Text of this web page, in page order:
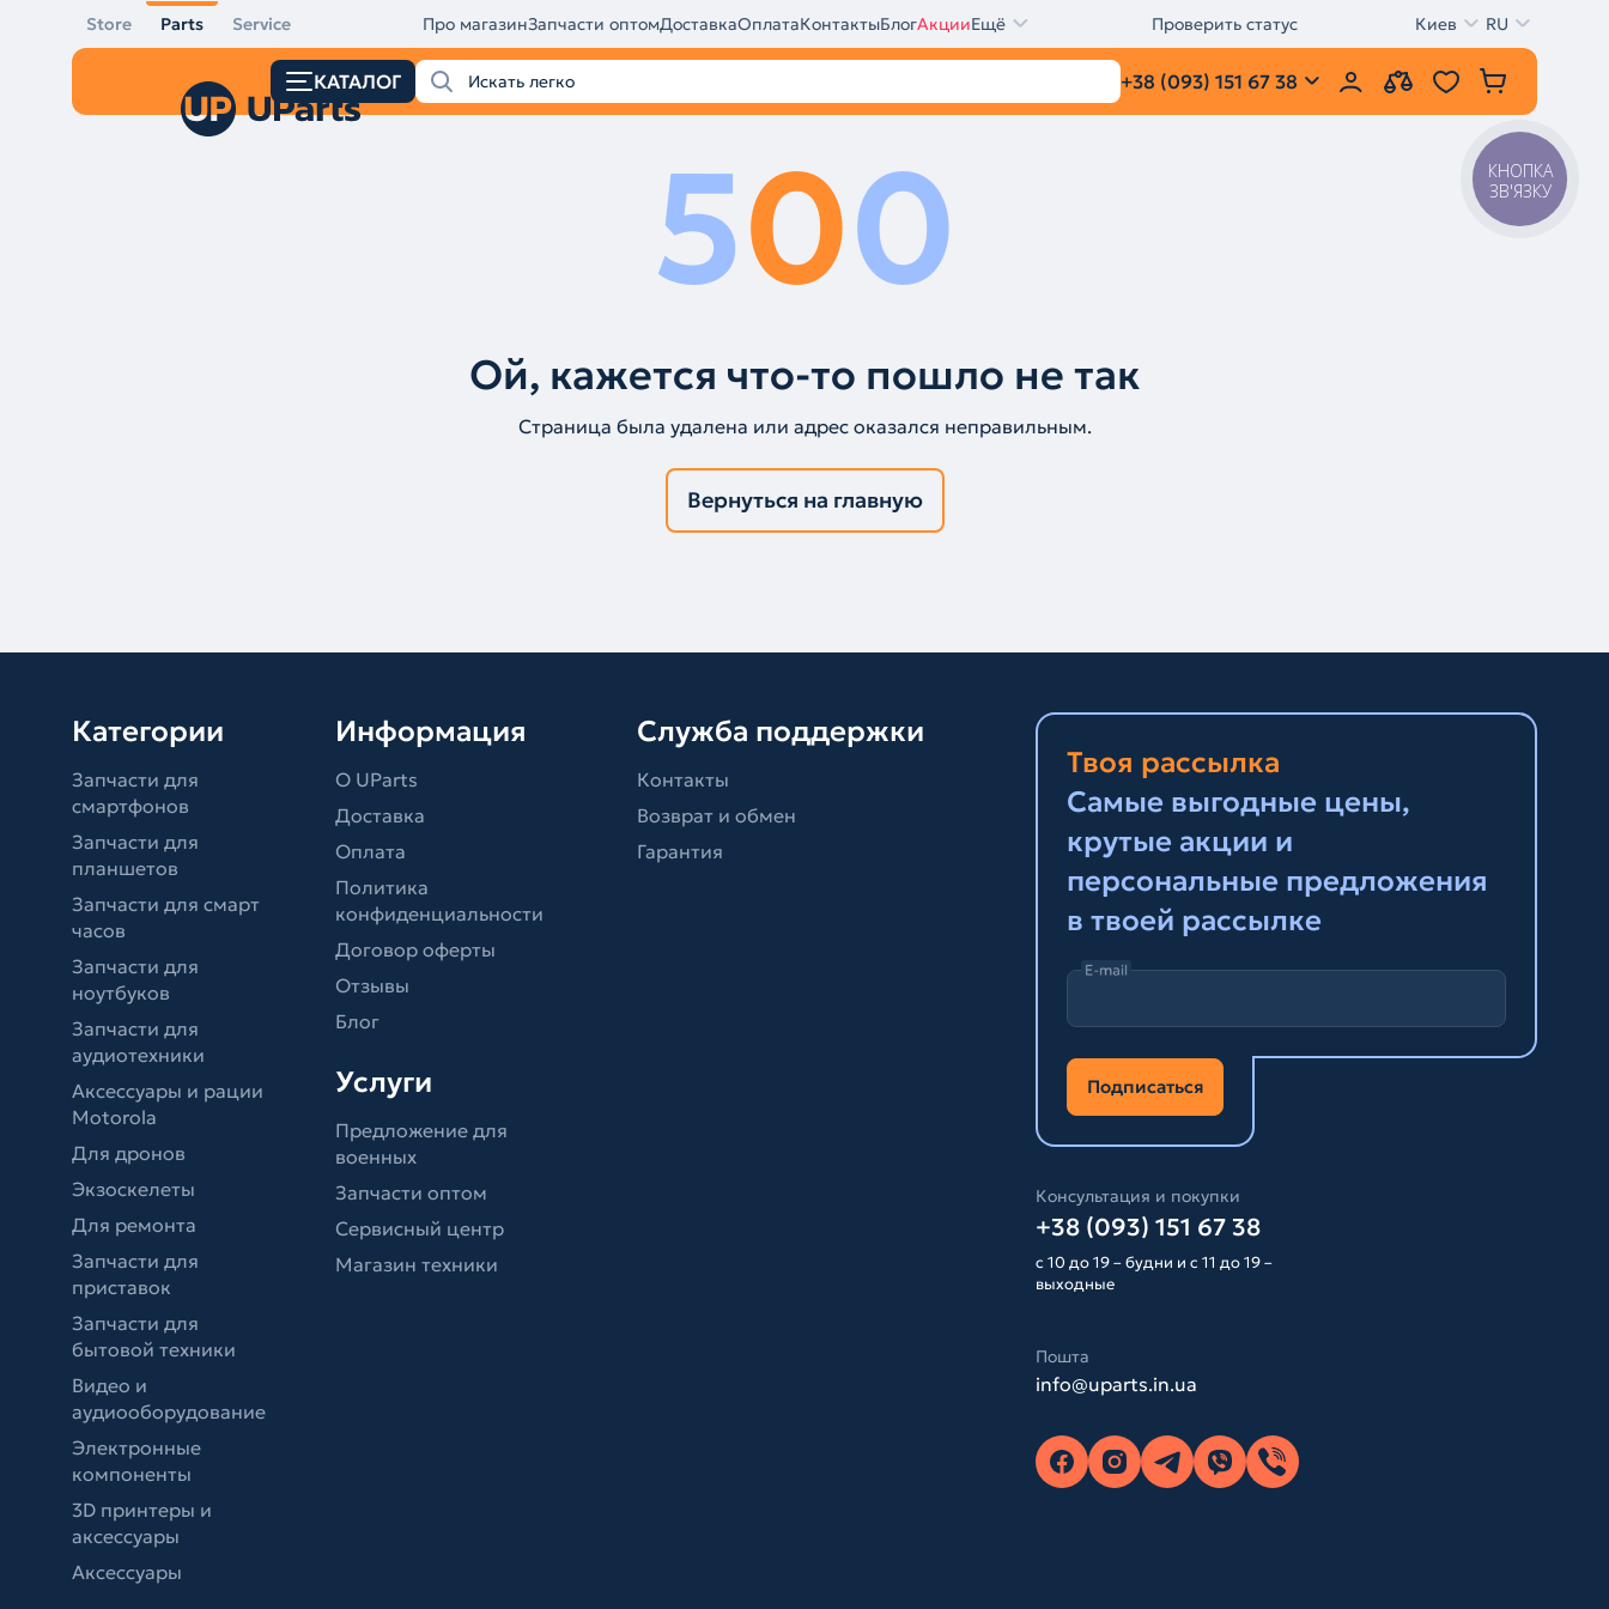
Store Parts Service Про магазинЗапчасти оптомДоставкаОплатаКонтактыБлогАкцииЕщё Проверить статус Киев RU
КАТАЛОГ +38 (093) 151 67 38
500
Ой, кажется что-то пошло не так
Страница была удалена или адрес оказался неправильным.
Вернуться на главную
Категории
Запчасти для
смартфонов
Запчасти для
планшетов
Запчасти для смарт
часов
Запчасти для
ноутбуков
Запчасти для
аудиотехники
Аксессуары и рации
Motorola
Для дронов
Экзоскелеты
Для ремонта
Запчасти для
приставок
Запчасти для
бытовой техники
Видео и
аудиооборудование
Электронные
компоненты
3D принтеры и
аксессуары
Аксессуары
Информация
О UParts
Доставка
Оплата
Политика
конфиденциальности
Договор оферты
Отзывы
Блог
Услуги
Предложение для
военных
Запчасти оптом
Сервисный центр
Магазин техники
Служба поддержки
Контакты
Возврат и обмен
Гарантия
Твоя рассылка
Самые выгодные цены,
крутые акции и
персональные предложения
в твоей рассылке
E-mail
Подписаться
Консультация и покупки
+38 (093) 151 67 38
с 10 до 19 – будни и с 11 до 19 –
выходные
Пошта
info@uparts.in.ua
КНОПКА
ЗВ'ЯЗКУ